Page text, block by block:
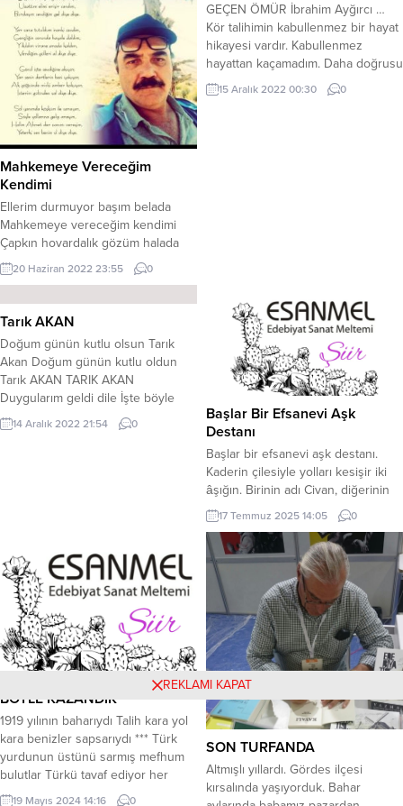
Mahkemeye Vereceğim
Kendimi
Ellerim durmuyor başım belada
Mahkemeye vereceğim kendimi
Çapkın hovardalık gözüm halada
Mahkemeye vereceğim kendimi
Kederli kedersiz olmuyor günüm
kendime ediyom zulüm
Ağır ağır ufak adım atiyom Hasır
bulamadım çulada yatıyom Her
hesapta iflas ettim batıyom
Mahkemeye vereceğim kendimi
Yeter artık gayri usandım...
20 Haziran 2022 23:55 0
GEÇEN ÖMÜR İbrahim Ayğırcı …
Kör talihimin kabullenmez bir hayat
hikayesi vardır. Kabullenmez
hayattan kaçamadım. Daha doğrusu
kendimi koruyacak bir zırh
giyemedim. Yarım asrı geçen bir
15 Aralık 2022 00:30 0
Tarık AKAN
Doğum günün kutlu olsun Tarık
Akan Doğum günün kutlu oldun
Tarık AKAN TARIK AKAN
Duygularım geldi dile İşte böyle
Tarık Akan Kemal Sunal, Serengil’e
Selam söyle Tarık Akan Denizlere,
14 Aralık 2022 21:54 0
Başlar Bir Efsanevi Aşk
Destanı
Başlar bir efsanevi aşk destanı.
Kaderin çilesiyle yolları kesişir iki
âşığın. Birinin adı Civan, diğerinin
Dilzara. Civan, Dilzara adlı
merhametsiz bir avcının avı olur, Bir
çift kara gözle yüreğinden
hançerlenir, Aşkın ne olduğunu
bilmeyen Civan, yakında onu tüm
benliğiyle tanıyacaktı. *** Civan bir
yüzük yaptırır. Üzerine yalnızca bir
isim kazınır:...
17 Temmuz 2025 14:05 0
BÖYLE KAZANDIK
1919 yılının baharıydı Talih kara yol
kara benizler sapsarıydı *** Türk
yurdunun üstünü sarmış mefhum
bulutlar Türkü tavaf ediyor her
taraftan aç kurtlar *** Hükümetin
19 Mayıs 2024 14:16 0
SON TURFANDA
Altmışlı yıllardı. Gördes ilçesi
kırsalında yaşıyorduk. Bahar
REKLAMI KAPAT